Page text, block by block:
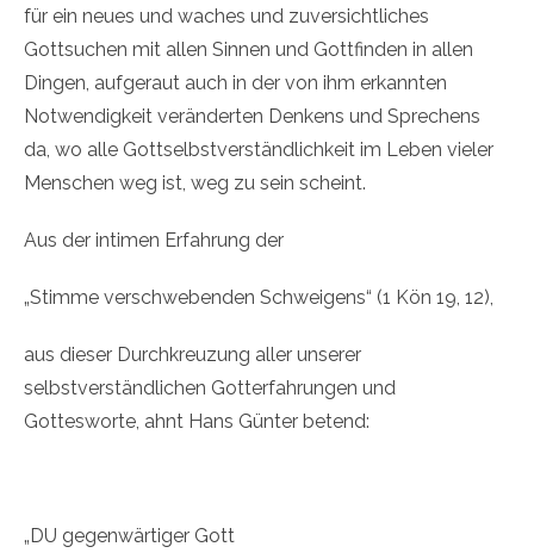
für ein neues und waches und zuversichtliches
Gottsuchen mit allen Sinnen und Gottfinden in allen
Dingen, aufgeraut auch in der von ihm erkannten
Notwendigkeit veränderten Denkens und Sprechens
da, wo alle Gottselbstverständlichkeit im Leben vieler
Menschen weg ist, weg zu sein scheint.
Aus der intimen Erfahrung der
„Stimme verschwebenden Schweigens“ (1 Kön 19, 12),
aus dieser Durchkreuzung aller unserer
selbstverständlichen Gotterfahrungen und
Gottesworte, ahnt Hans Günter betend:
„DU gegenwärtiger Gott